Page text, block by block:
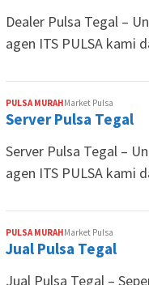
Dealer Pulsa Tegal –
agen ITS PULSA kami
PULSA MURAHMarket Pulsa
Server Pulsa Tegal
Server Pulsa Tegal –
agen ITS PULSA kami
PULSA MURAHMarket Pulsa
Jual Pulsa Tegal
Jual Pulsa Tegal –